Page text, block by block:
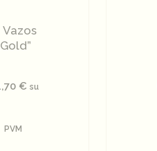
Vazos
€ su
PVM